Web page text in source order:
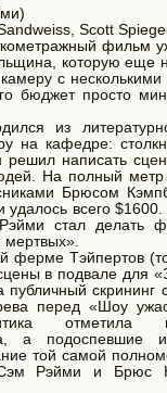
Scott
фильм
которую еще
с несколькими
бюджет просто
из
на кафедре:
решил написать
На полный метр
Брюсом
удалось всего $1600.
стал делать
мертвых».
Тэйпертов
в подвале для
скрининг
перед «Шоу
отметила
а подоспевшие
той самой
Сэм Рэйми и Брюс